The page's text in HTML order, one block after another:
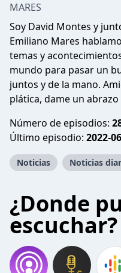
MARES
Soy David Montes y
Emiliano Mares
temas y
mundo para pasar un
juntos y de la mano.
plática, dame un
Número de episodios:
Último episodio: 2022-
Noticias Noticias
¿Donde
escuchar?